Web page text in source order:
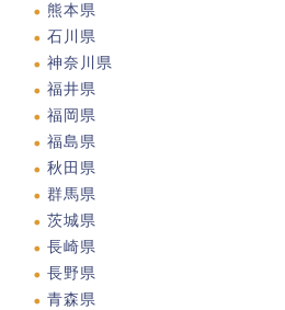
熊本県
石川県
神奈川県
福井県
福岡県
福島県
秋田県
群馬県
茨城県
長崎県
長野県
青森県